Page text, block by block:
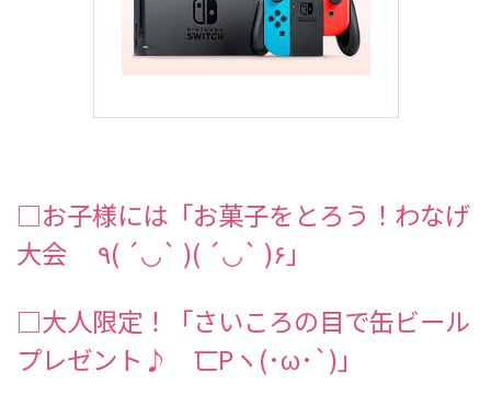
□お子様には「お菓子をとろう！わなげ
大会 ٩( ´◡` )( ´◡` )۶」
□大人限定！「さいころの目で缶ビール
プレゼント♪ 匸Pヽ(･ω･`)」